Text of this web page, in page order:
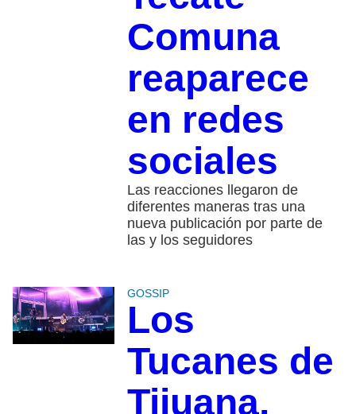
Comuna
reaparece
en redes
sociales
Las reacciones llegaron de
diferentes maneras tras una
nueva publicación por parte de
las y los seguidores
GOSSIP
Los
Tucanes de
Tijuana,